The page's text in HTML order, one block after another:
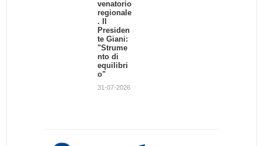
venatorio
regionale
. Il
Presiden
te Giani:
"Strume
nto di
equilibri
o"
31-07-2026